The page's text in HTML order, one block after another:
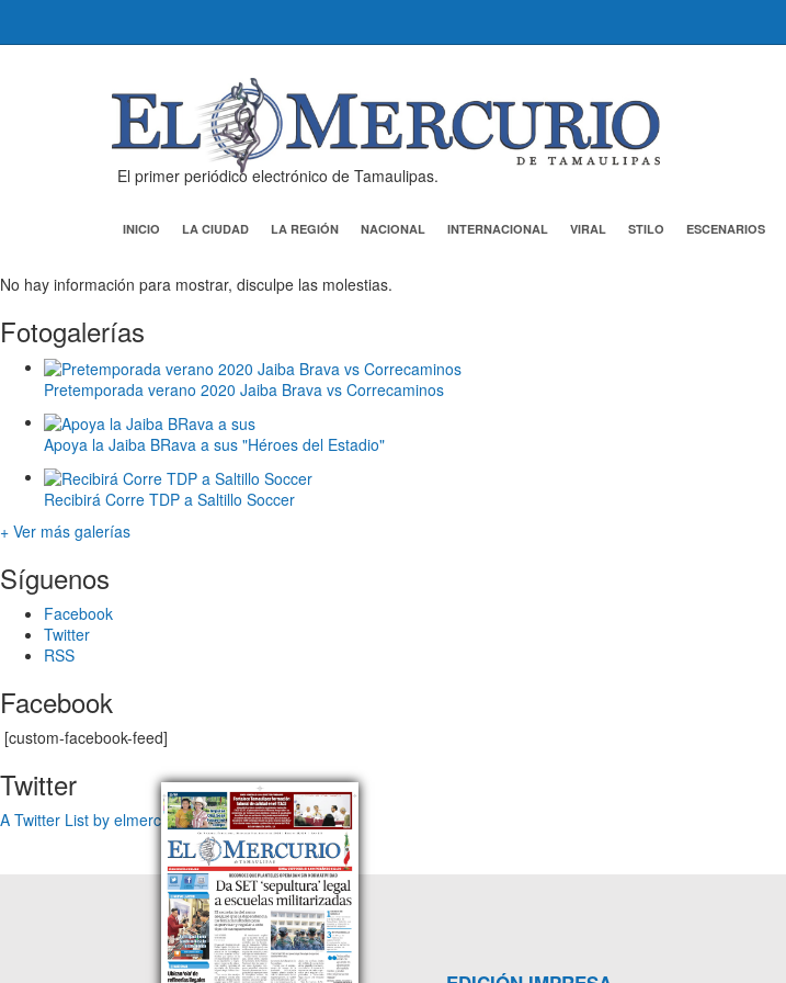
El primer periódico electrónico de Tamaulipas.
INICIO LA CIUDAD LA REGIÓN NACIONAL INTERNACIONAL VIRAL STILO ESCENARIOS
No hay información para mostrar, disculpe las molestias.
Fotogalerías
Pretemporada verano 2020 Jaiba Brava vs Correcaminos
Apoya la Jaiba BRava a sus "Héroes del Estadio"
Recibirá Corre TDP a Saltillo Soccer
+ Ver más galerías
Síguenos
Facebook
Twitter
RSS
Facebook
[custom-facebook-feed]
Twitter
A Twitter List by elmercuriotam